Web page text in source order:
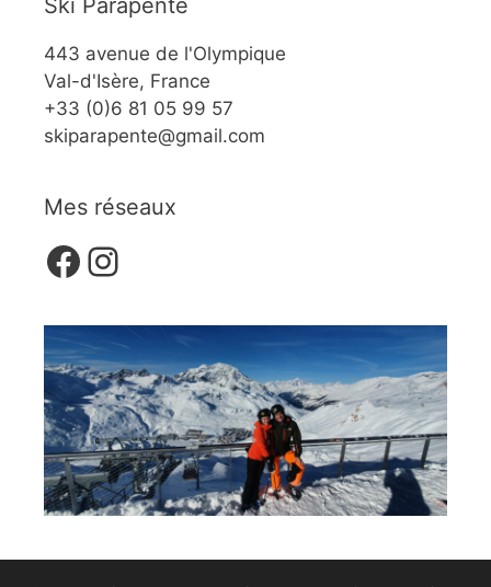
443 avenue de l'Olympique
Val-d'Isère, France
+33 (0)6 81 05 99 57
skiparapente@gmail.com
Mes réseaux
Facebook
Instagram